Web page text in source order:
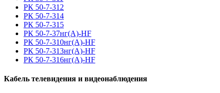
РК 50-7-312
РК 50-7-314
РК 50-7-315
РК 50-7-37нг(A)-HF
РК 50-7-310нг(A)-HF
РК 50-7-313нг(A)-HF
РК 50-7-316нг(A)-HF
Кабель телевидения и видеонаблюдения